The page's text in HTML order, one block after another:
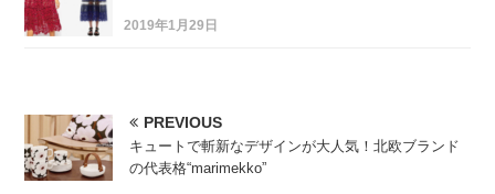
2019年1月29日
PREVIOUS
キュートで斬新なデザインが大人気！北欧ブランド
の代表格“marimekko”